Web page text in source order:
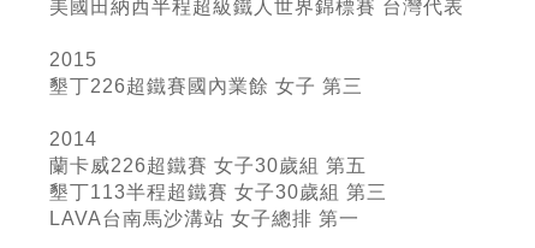
美國田納西半程超級鐵人世界錦標賽 台灣代表
2015
墾丁226超鐵賽國內業餘 女子 第三
2014
蘭卡威226超鐵賽 女子30歲組 第五
墾丁113半程超鐵賽 女子30歲組 第三
LAVA台南馬沙溝站 女子總排 第一